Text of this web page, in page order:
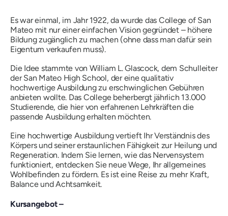
Es war einmal, im Jahr 1922, da wurde das College of San
Mateo mit nur einer einfachen Vision gegründet – höhere
Bildung zugänglich zu machen (ohne dass man dafür sein
Eigentum verkaufen muss).
Die Idee stammte von William L. Glascock, dem Schulleiter
der San Mateo High School, der eine qualitativ
hochwertige Ausbildung zu erschwinglichen Gebühren
anbieten wollte. Das College beherbergt jährlich 13.000
Studierende, die hier von erfahrenen Lehrkräften die
passende Ausbildung erhalten möchten.
Eine hochwertige Ausbildung vertieft Ihr Verständnis des
Körpers und seiner erstaunlichen Fähigkeit zur Heilung und
Regeneration. Indem Sie lernen, wie das Nervensystem
funktioniert, entdecken Sie neue Wege, Ihr allgemeines
Wohlbefinden zu fördern. Es ist eine Reise zu mehr Kraft,
Balance und Achtsamkeit.
Kursangebot –